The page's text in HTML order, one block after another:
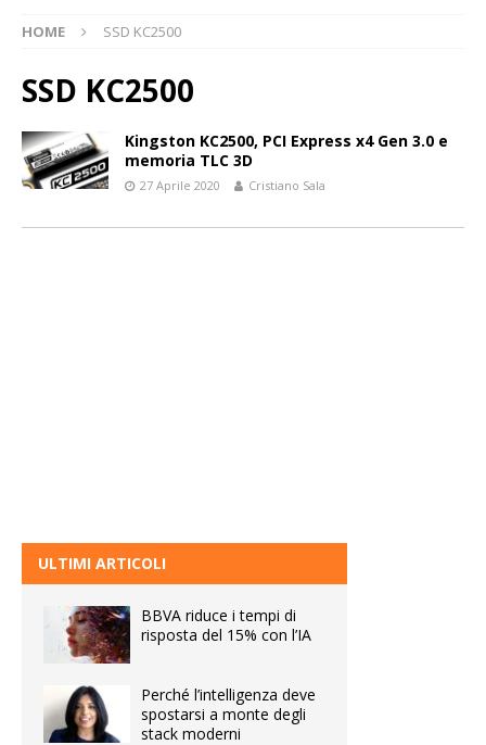
HOME SSD KC2500
SSD KC2500
Kingston KC2500, PCI Express x4 Gen 3.0 e
memoria TLC 3D
27 Aprile 2020 Cristiano Sala
ULTIMI ARTICOLI
BBVA riduce i tempi di
risposta del 15% con l’IA
Perché l’intelligenza deve
spostarsi a monte degli
stack moderni